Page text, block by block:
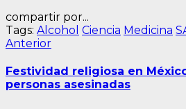
compartir por...
Tags: Alcohol Ciencia Medicina
Navegación
de
entradas
AnteriorEntrada
Festividad religiosa en
personas asesinadas